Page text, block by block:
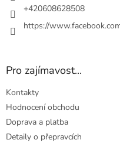
+420608628508
https://
Pro zajímavost...
Kontakty
Hodnocení obchodu
Doprava a platba
Detaily o přepravcích